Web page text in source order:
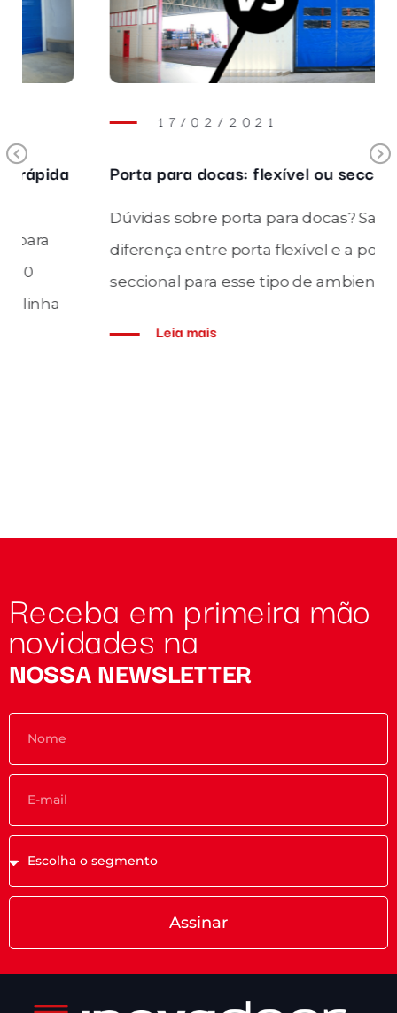
17/02/2021
Porta para docas: flexível ou seccional?
Dúvidas sobre porta para docas? Saiba a
diferença entre porta flexível e a porta
seccional para esse tipo de ambiente!
Leia mais
Receba em primeira mão
novidades na
NOSSA NEWSLETTER
Assinar